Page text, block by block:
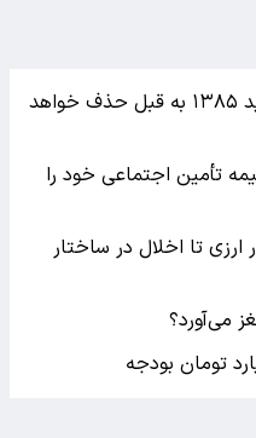
آیا سهمیه بنزین خودروهای تولید ۱۳۸۵ به قبل حذف خواهد
بیمه تأمین اجتماعی خود را
ارزی تا اخلال در ساختار
می‌آورد؟
تومان بودجه